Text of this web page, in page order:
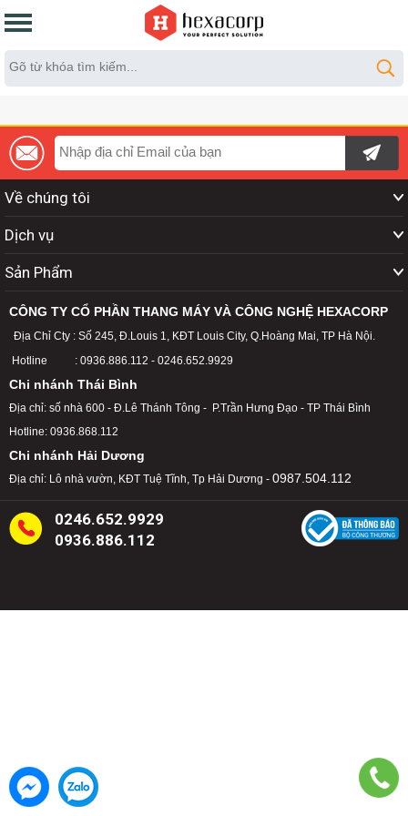
Về chúng tôi
Dịch vụ
Sản Phẩm
CÔNG TY CỔ PHẦN THANG MÁY VÀ CÔNG NGHỆ HEXACORP
Địa Chỉ Cty : Số 245, Đ.Louis 1, KĐT Louis City, Q.Hoàng Mai, TP Hà Nội.
Hotline : 0936.886.112 - 0246.652.9929
Chi nhánh Thái Bình
Địa chỉ: số nhà 600 - Đ.Lê Thánh Tông - P.Trần Hưng Đạo - TP Thái Bình
Hotline: 0936.868.112
Chi nhánh Hải Dương
Địa chỉ: Lô nhà vườn, KĐT Tuệ Tĩnh, Tp Hải Dương - 0987.504.112
0246.652.9929
0936.886.112